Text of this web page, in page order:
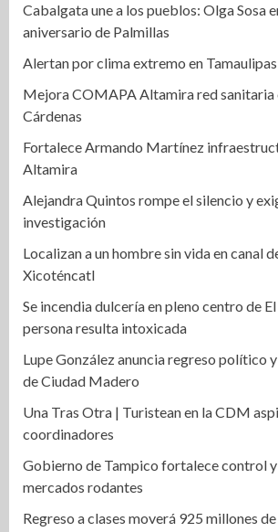
Cabalgata une a los pueblos: Olga Sosa
aniversario de Palmillas
Alertan por clima extremo en Tamaulipas
Mejora COMAPA Altamira red sanitaria
Cárdenas
Fortalece Armando Martínez
Altamira
Alejandra Quintos rompe el silencio y
investigación
Localizan a un hombre sin vida en canal
Xicoténcatl
Se incendia dulcería en pleno centro de
persona resulta intoxicada
Lupe González anuncia regreso político
de Ciudad Madero
Una Tras Otra | Turistean en la CDM
coordinadores
Gobierno de Tampico fortalece control
mercados rodantes
Regreso a clases moverá 925 millones